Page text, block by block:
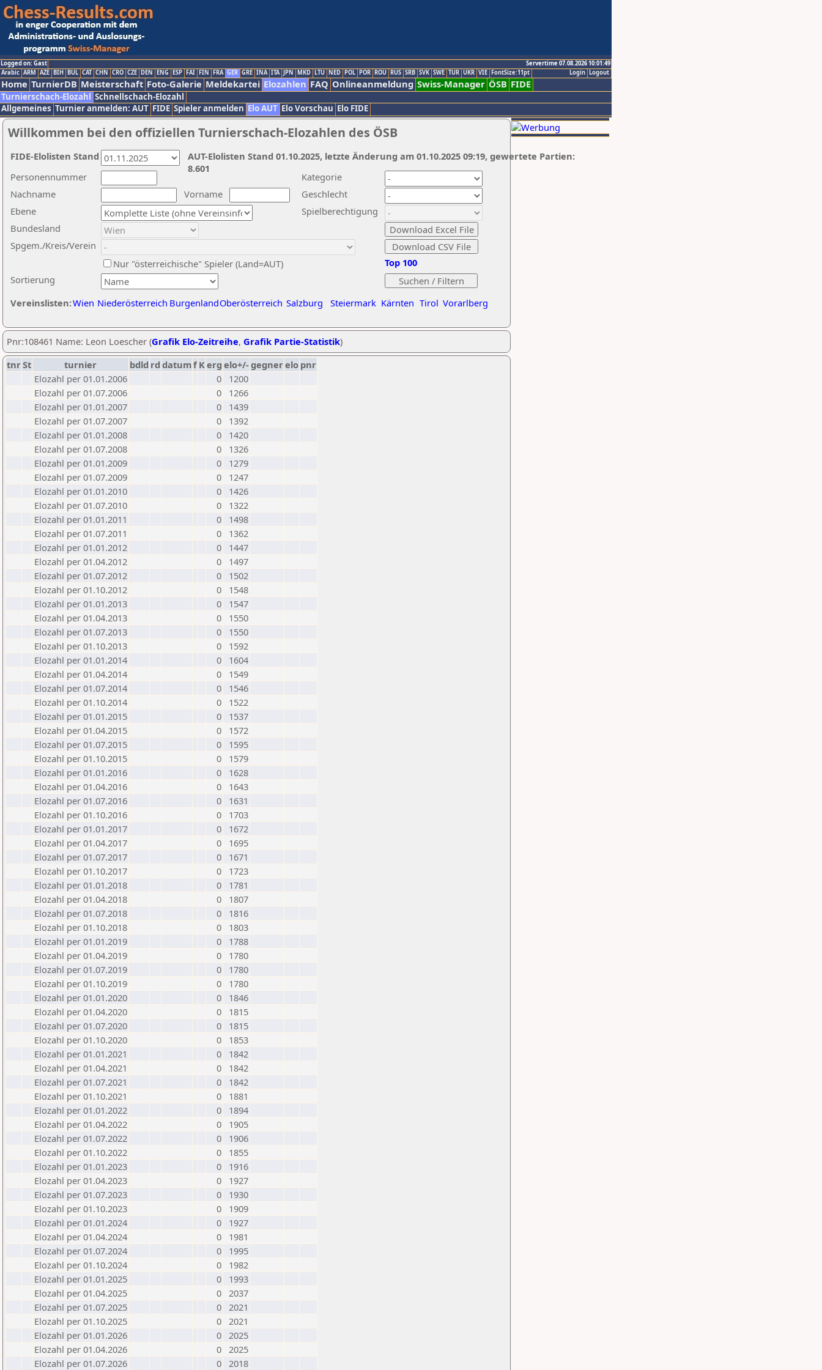
Logged on: Gast
Servertime 07.08.2026 10:01:49
Logout
Login
Arabic ARM AZE BIH BUL CAT CHN CRO CZE DEN ENG ESP FAI FIN FRA GER GRE INA ITA JPN MKD LTU NED POL POR ROU RUS SRB SVK SWE TUR UKR VIE FontSize:11pt
Home TurnierDB Meisterschaft Foto-Galerie Meldekartei Elozahlen FAQ Onlineanmeldung Swiss-Manager ÖSB FIDE
Turnierschach-Elozahl Schnellschach-Elozahl
Allgemeines Turnier anmelden: AUT FIDE Spieler anmelden Elo AUT Elo Vorschau Elo FIDE
Willkommen bei den offiziellen Turnierschach-Elozahlen des ÖSB
Nachname
Vorname
Ebene
Kategorie
Sortierung
Personennummer
Bundesland
Spgem./Kreis/Verein
Geschlecht
Nur "österreichische" Spieler (Land=AUT)
Spielberechtigung
Vereinslisten:Wien Niederösterreich BurgenlandOberösterreich Salzburg Steiermark Kärnten Tirol Vorarlberg
Top 100
AUT-Elolisten Stand 01.10.2025, letzte Änderung am 01.10.2025 09:19, gewertete Partien:
8.601
FIDE-Elolisten Stand
Pnr:108461 Name: Leon Loescher (Grafik Elo-Zeitreihe, Grafik Partie-Statistik)
tnrSt turnier bdld rd datumf Kerg elo+/-gegnerelo pnr
Elozahl per 01.01.2006
0
1200
Elozahl per 01.07.2006
0
1266
Elozahl per 01.01.2007
0
1439
Elozahl per 01.07.2007
0
1392
Elozahl per 01.01.2008
0
1420
Elozahl per 01.07.2008
0
1326
Elozahl per 01.01.2009
0
1279
Elozahl per 01.07.2009
0
1247
Elozahl per 01.01.2010
0
1426
Elozahl per 01.07.2010
0
1322
Elozahl per 01.01.2011
0
1498
Elozahl per 01.07.2011
0
1362
Elozahl per 01.01.2012
0
1447
Elozahl per 01.04.2012
0
1497
Elozahl per 01.07.2012
0
1502
Elozahl per 01.10.2012
0
1548
Elozahl per 01.01.2013
0
1547
Elozahl per 01.04.2013
0
1550
Elozahl per 01.07.2013
0
1550
Elozahl per 01.10.2013
0
1592
Elozahl per 01.01.2014
0
1604
Elozahl per 01.04.2014
0
1549
Elozahl per 01.07.2014
0
1546
Elozahl per 01.10.2014
0
1522
Elozahl per 01.01.2015
0
1537
Elozahl per 01.04.2015
0
1572
Elozahl per 01.07.2015
0
1595
Elozahl per 01.10.2015
0
1579
Elozahl per 01.01.2016
0
1628
Elozahl per 01.04.2016
0
1643
Elozahl per 01.07.2016
0
1631
Elozahl per 01.10.2016
0
1703
Elozahl per 01.01.2017
0
1672
Elozahl per 01.04.2017
0
1695
Elozahl per 01.07.2017
0
1671
Elozahl per 01.10.2017
0
1723
Elozahl per 01.01.2018
0
1781
Elozahl per 01.04.2018
0
1807
Elozahl per 01.07.2018
0
1816
Elozahl per 01.10.2018
0
1803
Elozahl per 01.01.2019
0
1788
Elozahl per 01.04.2019
0
1780
Elozahl per 01.07.2019
0
1780
Elozahl per 01.10.2019
0
1780
Elozahl per 01.01.2020
0
1846
Elozahl per 01.04.2020
0
1815
Elozahl per 01.07.2020
0
1815
Elozahl per 01.10.2020
0
1853
Elozahl per 01.01.2021
0
1842
Elozahl per 01.04.2021
0
1842
Elozahl per 01.07.2021
0
1842
Elozahl per 01.10.2021
0
1881
Elozahl per 01.01.2022
0
1894
Elozahl per 01.04.2022
0
1905
Elozahl per 01.07.2022
0
1906
Elozahl per 01.10.2022
0
1855
Elozahl per 01.01.2023
0
1916
Elozahl per 01.04.2023
0
1927
Elozahl per 01.07.2023
0
1930
Elozahl per 01.10.2023
0
1909
Elozahl per 01.01.2024
0
1927
Elozahl per 01.04.2024
0
1981
Elozahl per 01.07.2024
0
1995
Elozahl per 01.10.2024
0
1982
Elozahl per 01.01.2025
0
1993
Elozahl per 01.04.2025
0 2037
Elozahl per 01.07.2025
0 2021
Elozahl per 01.10.2025
0 2021
Elozahl per 01.01.2026
0 2025
Elozahl per 01.04.2026
0 2025
Elozahl per 01.07.2026
0 2018